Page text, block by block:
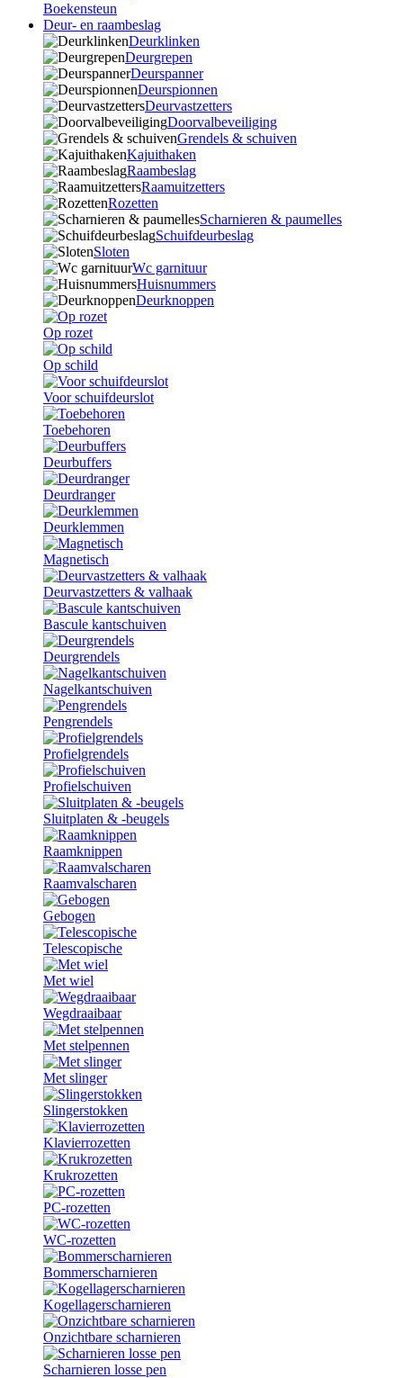
Boekensteun
Deur- en raambeslag
Deurklinken
Deurgrepen
Deurspanner
Deurspionnen
Deurvastzetters
Doorvalbeveiliging
Grendels & schuiven
Kajuithaken
Raambeslag
Raamuitzetters
Rozetten
Scharnieren & paumelles
Schuifdeurbeslag
Sloten
Wc garnituur
Huisnummers
Deurknoppen
Op rozet
Op schild
Voor schuifdeurslot
Toebehoren
Deurbuffers
Deurdranger
Deurklemmen
Magnetisch
Deurvastzetters & valhaak
Bascule kantschuiven
Deurgrendels
Nagelkantschuiven
Pengrendels
Profielgrendels
Profielschuiven
Sluitplaten & -beugels
Raamknippen
Raamvalscharen
Gebogen
Telescopische
Met wiel
Wegdraaibaar
Met stelpennen
Met slinger
Slingerstokken
Klavierrozetten
Krukrozetten
PC-rozetten
WC-rozetten
Bommerscharnieren
Kogellagerscharnieren
Onzichtbare scharnieren
Scharnieren losse pen